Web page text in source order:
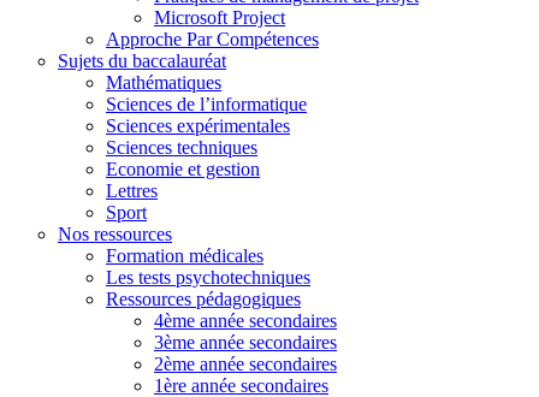
Microsoft Project
Approche Par Compétences
Sujets du baccalauréat
Mathématiques
Sciences de l’informatique
Sciences expérimentales
Sciences techniques
Economie et gestion
Lettres
Sport
Nos ressources
Formation médicales
Les tests psychotechniques
Ressources pédagogiques
4ème année secondaires
3ème année secondaires
2ème année secondaires
1ère année secondaires